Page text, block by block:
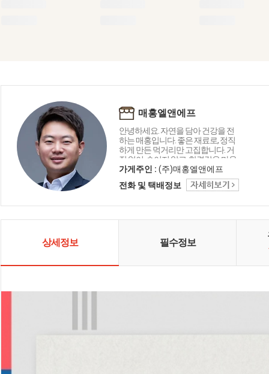
매홍엘앤에프
안녕하세요. 자연을 담아 건강을 전
하는 매홍입니다. 좋은 재료로, 정직
하게 만든 먹거리만 고집합니다. 거
짓 없이, 속이지 않고, 한결같은 마음
으로 만들었습니다. 고객님 식탁에
건강과 정(情)이 피어나길 바라는 마
음, 오늘도 자연 닮은 정성으로 한 그
가게주인 : (주)매홍엘앤에프
전화 및 택배정보
상세정보 필수정보